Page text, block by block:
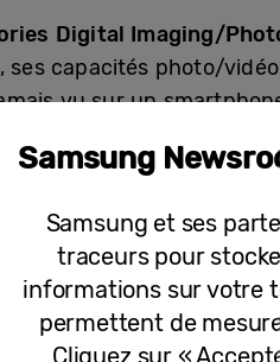
Digital Imaging/
ses capacités photo/
vu sur un
Z Fold5 est l’allié idéal
d’une application à
dernières utilisées,
capturer vos moments
Samsung
Samsung et ses
traceurs pour
informations sur votre
permettent de
Cliquez sur «